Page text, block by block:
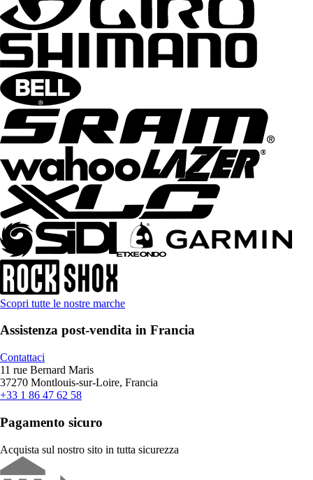
Scopri tutte le nostre marche
Assistenza post-vendita in Francia
Contattaci
11 rue Bernard Maris
37270 Montlouis-sur-Loire, Francia
+33 1 86 47 62 58
Pagamento sicuro
Acquista sul nostro sito in tutta sicurezza